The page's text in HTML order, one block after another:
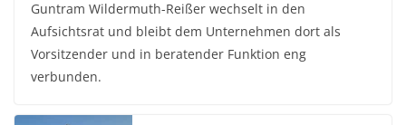
Guntram Wildermuth-Reißer wechselt in den
Aufsichtsrat und bleibt dem Unternehmen dort als
Vorsitzender und in beratender Funktion eng
verbunden.